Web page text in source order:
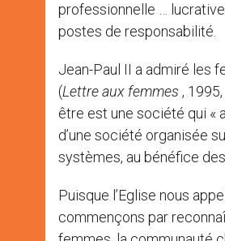
professionnelle …
postes de responsabilité.
Jean-Paul II a admiré les
(Lettre aux femmes ,
être est une société qui «
d’une société organisée
systèmes, au bénéfice
Puisque l’Eglise nous
commençons par